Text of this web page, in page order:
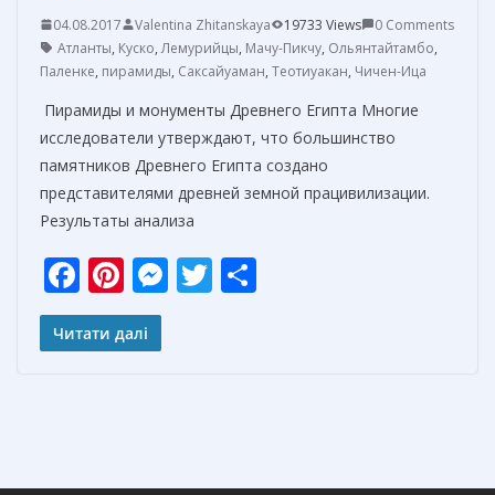
04.08.2017 Valentina Zhitanskaya 19733 Views
0 Comments
Атланты, Куско,Лемурийцы, Мачу-Пикчу, Ольянтайтамбо,
Паленке, пирамиды, Саксайуаман, Теотиуакан, Чичен-Ица
Пирамиды и монументы Древнего Египта Многие
исследователи утверждают, что большинство
памятников Древнего Египта создано
представителями древней земной працивилизации.
Результаты анализа
F
ac
e
Pi
nt
er
M T
Читати далі